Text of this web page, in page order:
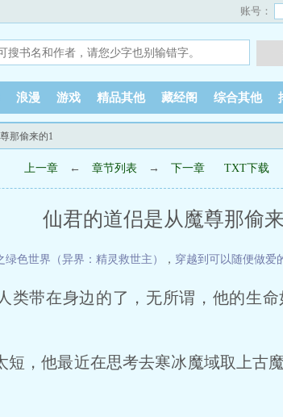
账号：
浪漫 游戏 精品其他 藏经阁 综合其他
那偷来的1
上一章 ← 章节列表 → 下一章 TXT下载
仙君的道侣是从魔尊那偷
绿色世界（异界：精灵救世主） ， 穿越到可以随便做爱
类带在身边的了，无所谓，他的生
他最近在思考去寒冰魔域取上古